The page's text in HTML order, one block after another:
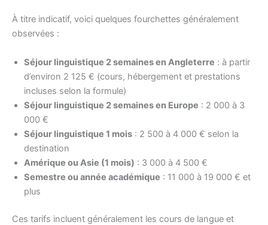
À titre indicatif, voici quelques fourchettes généralement
observées :
Séjour linguistique 2 semaines en Angleterre : à partir
d’environ 2 125 € (cours, hébergement et prestations
incluses selon la formule)
Séjour linguistique 2 semaines en Europe : 2 000 à 3
000 €
Séjour linguistique 1 mois : 2 500 à 4 000 € selon la
destination
Amérique ou Asie (1 mois) : 3 000 à 4 500 €
Semestre ou année académique : 11 000 à 19 000 € et
plus
Ces tarifs incluent généralement les cours de langue et